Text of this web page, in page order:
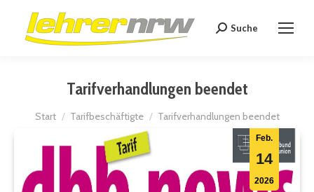
Search:
Suche
Tarifverhandlungen beendet
Sie befinden sich hier:
Start Tarifbeschäftigte Tarifverhandlungen beendet
Feb.
14
2026